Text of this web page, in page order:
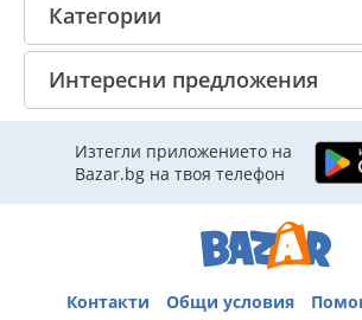
Категории
Интересни предложения
Изтегли приложението на
Bazar.bg на твоя телефон
Контакти Общи условия